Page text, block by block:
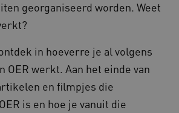
georganiseerd worden. Weet
in hoeverre je al volgens
OER werkt. Aan het einde van
en filmpjes die
is en hoe je vanuit die
.kennispleingehandicaptensector.nl